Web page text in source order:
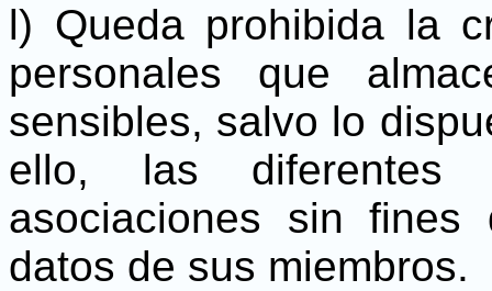
l) Queda prohibida la
personales que
sensibles, salvo lo
ello, las diferentes
asociaciones sin fines
datos de sus miembros.